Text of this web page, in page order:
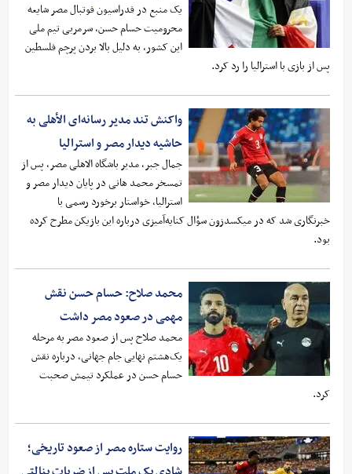
یک منبع در فدراسیون فوتبال مصر شایعه
محرومیت حسام حسن، سرمربی تیم ملی
این کشور، به دلیل بالا بردن پرچم فلسطین
پس از بازی با استرالیا را رد کرد.
واکنش تند مدیر رسانه‌ای الأهلی به
حاشیه دیدار مصر و استرالیا
جمال جبر، مدیر باشگاه الاهلی مصر، پس از
تمسخر محمد هانی در پایان دیدار مصر و
استرالیا، خواستار برخورد رسمی با
خبرنگاری شد که در میکسدزون سؤال کنایه‌آمیزی درباره این بازیکن مطرح کرده
بود.
محمد صلاح: حسام حسن نقش
مهمی در صعود مصر داشت
محمد صلاح پس از صعود مصر به مرحله
یک‌هشتم نهایی جام جهانی، درباره نقش
حسام حسن در عملکرد تیمش صحبت
کرد.
روایت ستاره مصر از صعود تاریخی؛